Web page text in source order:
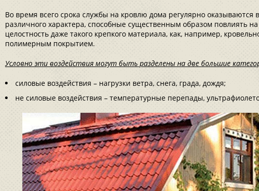
Во время всего срока службы на кровлю дома регулярно оказываются
различного характера, способные существенным образом повлиять
целостность даже такого крепкого материала, как, например,
полимерным покрытием.
Условно эти воздействия могут быть разделены на две большие
силовые воздействия – нагрузки ветра, снега, града, дождя;
не силовые воздействия – температурные перепады,